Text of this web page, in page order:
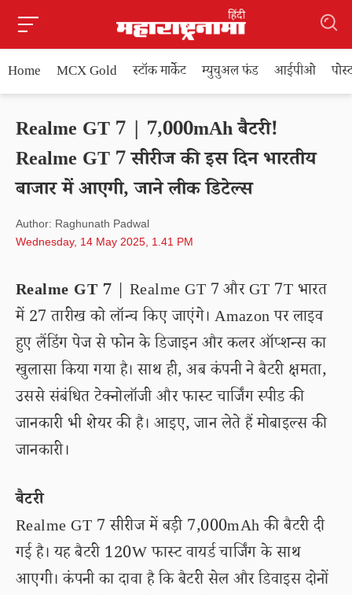
Home MCX Gold स्टॉक मार्केट म्युचुअल फंड आईपीओ
Realme GT 7 | 7,000mAh बैटरी!
Realme GT 7 सीरीज की इस दिन भारतीय
बाजार में आएगी, जाने लीक डिटेल्स
Author: Raghunath Padwal
Wednesday, 14 May 2025, 1.41 PM
Realme GT 7 | Realme GT 7 और GT 7T भारत
में 27 तारीख को लॉन्च किए जाएंगे। Amazon पर लाइव
हुए लैंडिंग पेज से फोन के डिजाइन और कलर ऑप्शन्स का
खुलासा किया गया है। साथ ही, अब कंपनी ने बैटरी क्षमता,
उससे संबंधित टेक्नोलॉजी और फास्ट चार्जिंग स्पीड की
जानकारी भी शेयर की है। आइए, जान लेते हैं मोबाइल्स की
जानकारी।
बैटरी
Realme GT 7 सीरीज में बड़ी 7,000mAh की बैटरी दी
गई है। यह बैटरी 120W फास्ट वायर्ड चार्जिंग के साथ
आएगी। कंपनी का दावा है कि बैटरी सेल और डिवाइस दोनों